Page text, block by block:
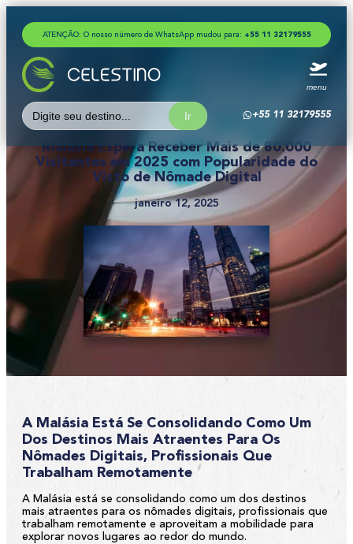
ATENÇÃO: O nosso número de WhatsApp mudou para: + 55 1 1 321 79555
menu
Search
for:
+55 11 32179555
Malásia Espera Receber Mais de 80.000
Visitantes em 2025 com Popularidade do
Visto de Nômade Digital
janeiro 12, 2025
A Malásia Está Se Consolidando Como Um
Dos Destinos Mais Atraentes Para Os
Nômades Digitais, Profissionais Que
Trabalham Remotamente
A Malásia está se consolidando como um dos destinos
mais atraentes para os nômades digitais, profissionais que
trabalham remotamente e aproveitam a mobilidade para
explorar novos lugares ao redor do mundo.